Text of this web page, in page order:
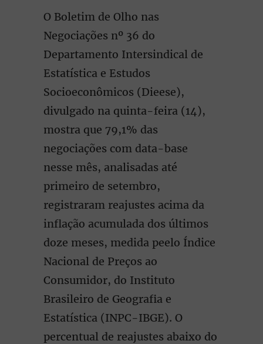
O Boletim de Olho nas
Negociações nº 36 do
Departamento Intersindical de
Estatística e Estudos
Socioeconômicos (Dieese),
divulgado na quinta-feira (14),
mostra que 79,1% das
negociações com data-base
nesse mês, analisadas até
primeiro de setembro,
registraram reajustes acima da
inﬂação acumulada dos últimos
doze meses, medida peelo Índice
Nacional de Preços ao
Consumidor, do Instituto
Brasileiro de Geograﬁa e
Estatística (INPC-IBGE). O
percentual de reajustes abaixo do